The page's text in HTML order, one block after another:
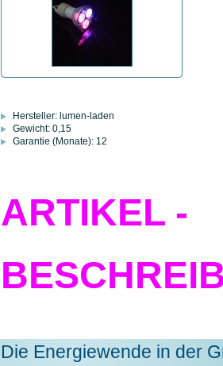
Hersteller: lumen-laden
Gewicht: 0,15
Garantie (Monate): 12
ARTIKEL -
Die Energiewende in der